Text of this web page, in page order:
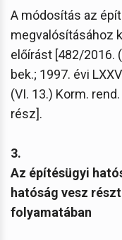
A módosítás az
megvalósításához
előírást [482/2016.
bek.; 1997. évi
(VI. 13.) Korm.
rész].
3.
Az építésügyi
hatóság vesz
folyamatában